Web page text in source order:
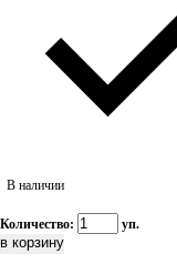
В наличии
Количество: уп.